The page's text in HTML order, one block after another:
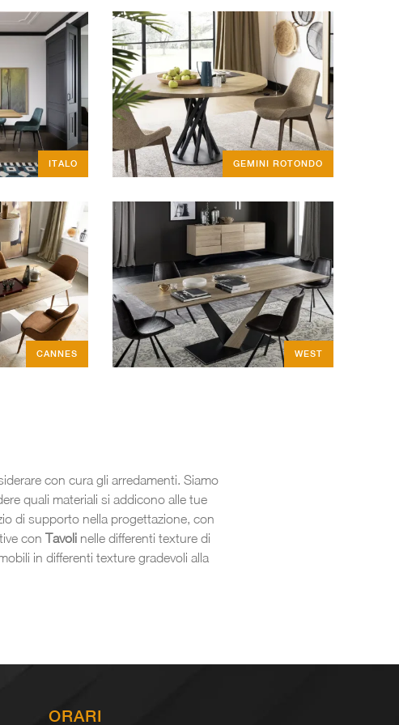
ITALO GEMINI ROTONDO
CANNES WEST
con cura gli arredamenti. Siamo
quali materiali si addicono alle tue
di supporto nella progettazione, con
con Tavoli nelle differenti texture di
in differenti texture gradevoli alla
ORARI